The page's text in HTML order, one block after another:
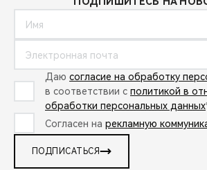
CHERY И СПОРТ
НАШИ МЕРОПРИЯТИЯ
ВИДЕООБЗОРЫ
Даю согласие на обработку
в соответствии с политикой в
обработки персональных данных
Согласен на рекламную
ПОДПИСАТЬСЯ